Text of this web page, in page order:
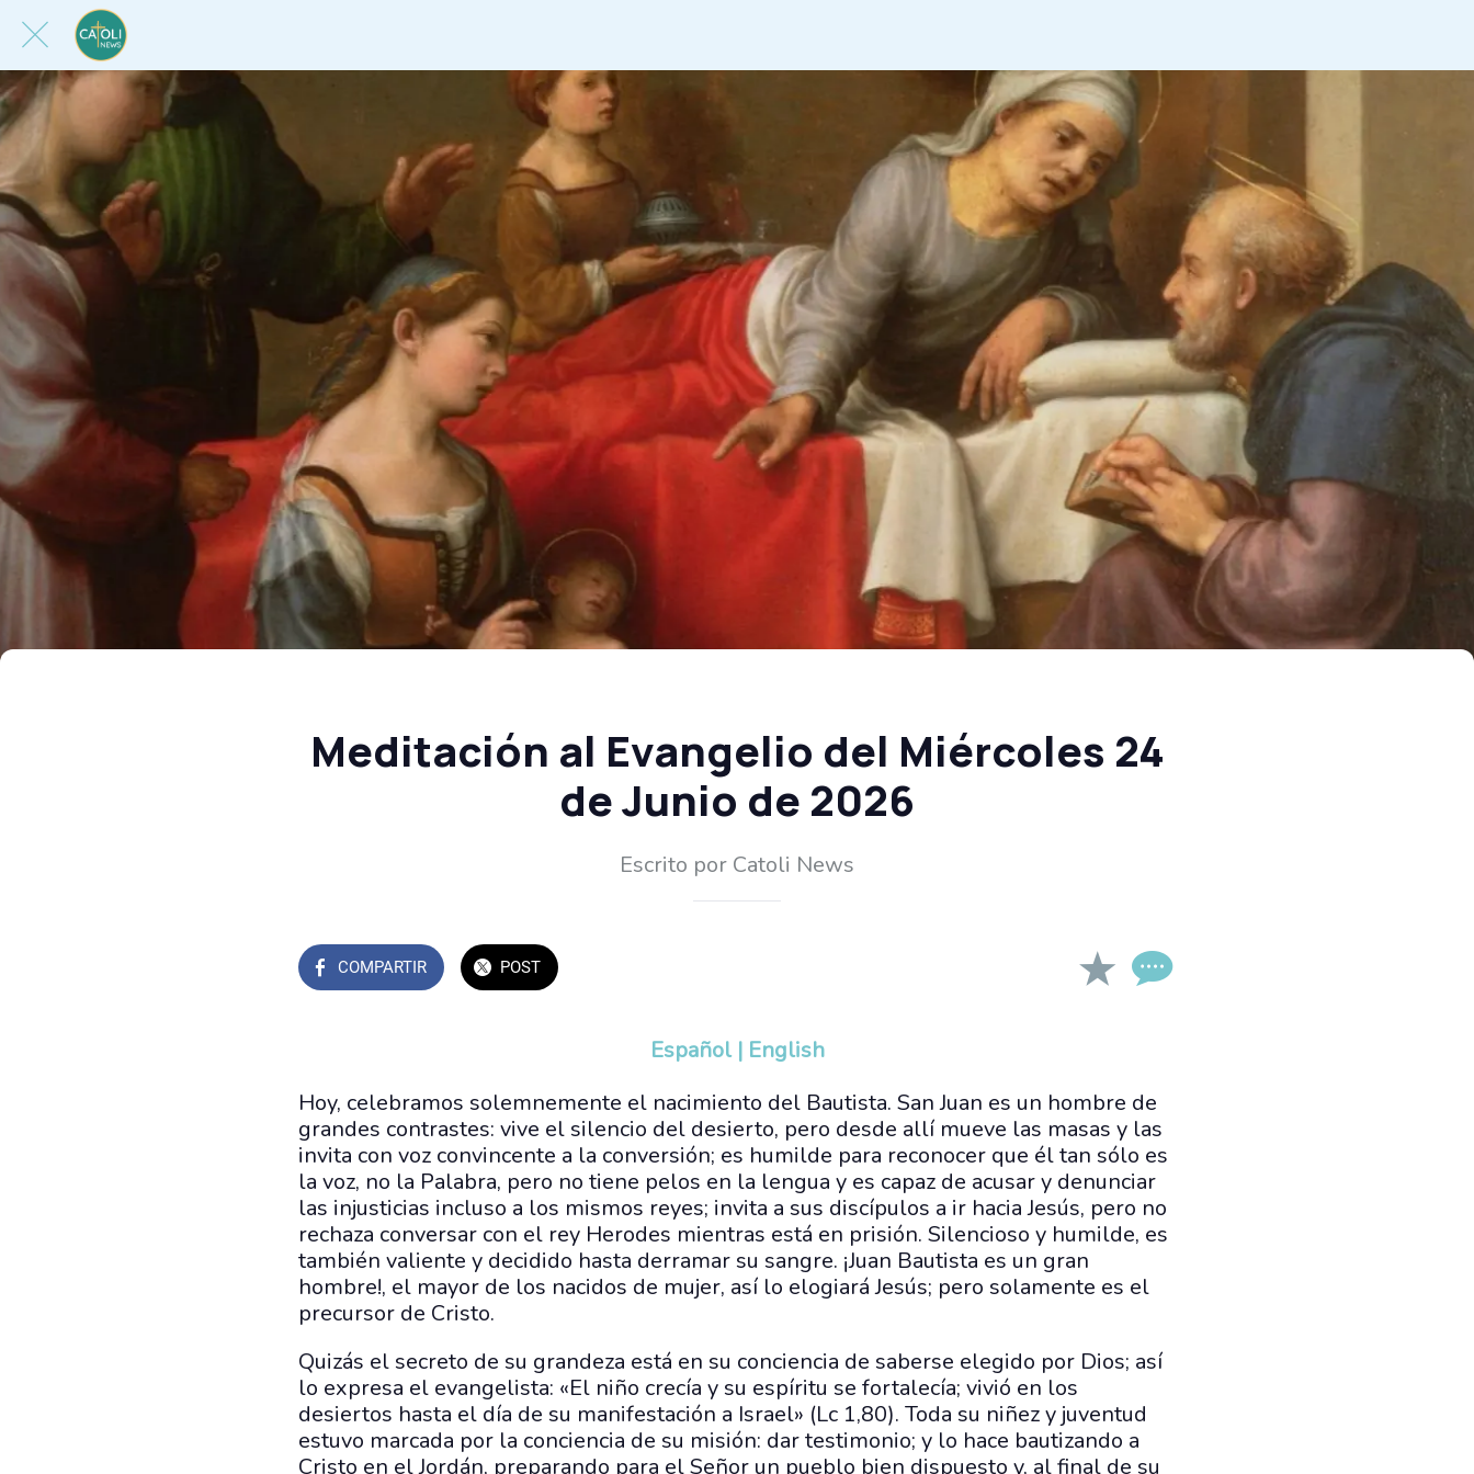
Meditación al Evangelio del Miércoles 24
de Junio de 2026
Escrito por Catoli News
COMPARTIR POST
Español | English
Hoy, celebramos solemnemente el nacimiento del Bautista. San Juan es un hombre de
grandes contrastes: vive el silencio del desierto, pero desde allí mueve las masas y las
invita con voz convincente a la conversión; es humilde para reconocer que él tan sólo es
la voz, no la Palabra, pero no tiene pelos en la lengua y es capaz de acusar y denunciar
las injusticias incluso a los mismos reyes; invita a sus discípulos a ir hacia Jesús, pero no
rechaza conversar con el rey Herodes mientras está en prisión. Silencioso y humilde, es
también valiente y decidido hasta derramar su sangre. ¡Juan Bautista es un gran
hombre!, el mayor de los nacidos de mujer, así lo elogiará Jesús; pero solamente es el
precursor de Cristo.
Quizás el secreto de su grandeza está en su conciencia de saberse elegido por Dios; así
lo expresa el evangelista: «El niño crecía y su espíritu se fortalecía; vivió en los
desiertos hasta el día de su manifestación a Israel» (Lc 1,80). Toda su niñez y juventud
estuvo marcada por la conciencia de su misión: dar testimonio; y lo hace bautizando a
Cristo en el Jordán, preparando para el Señor un pueblo bien dispuesto y, al final de su